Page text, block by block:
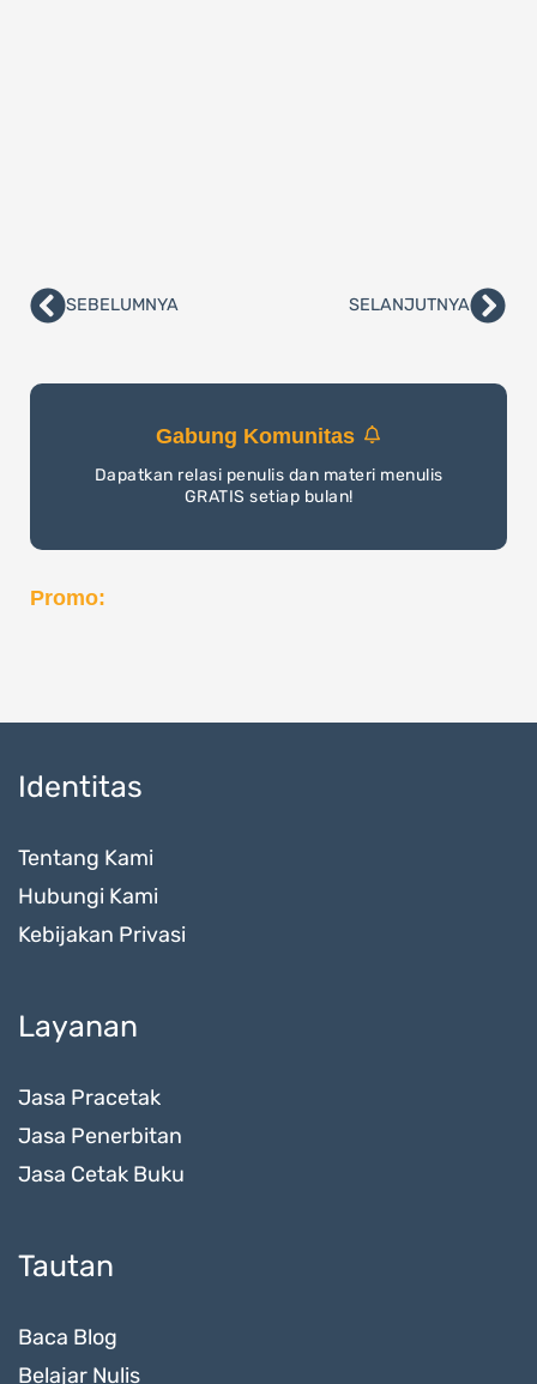
PrevSEBELUMNYA SELANJUTNYA
Gabung Komunitas
Dapatkan relasi penulis dan materi menulis
GRATIS setiap bulan!
Promo:
Identitas
Tentang Kami
Hubungi Kami
Kebijakan Privasi
Layanan
Jasa Pracetak
Jasa Penerbitan
Jasa Cetak Buku
Tautan
Baca Blog
Belajar Nulis